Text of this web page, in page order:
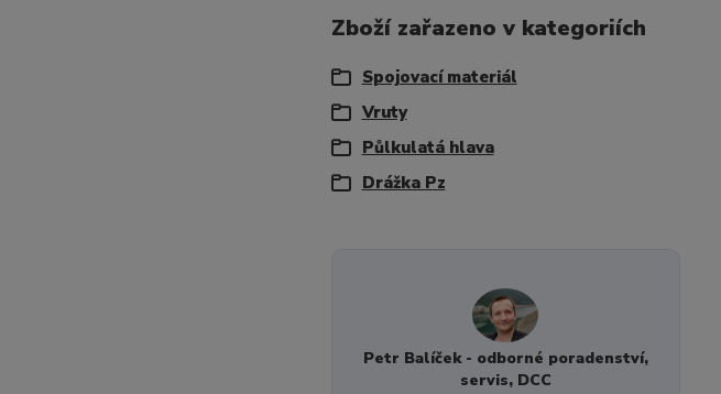
Zboží zařazeno v kategoriích
Spojovací materiál
Vruty
Půlkulatá hlava
Drážka Pz
Petr Balíček - odborné poradenství,
servis, DCC